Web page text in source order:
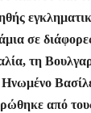
σ
τε
ίτ
ε
σε
τη
Ηνωμένο
από